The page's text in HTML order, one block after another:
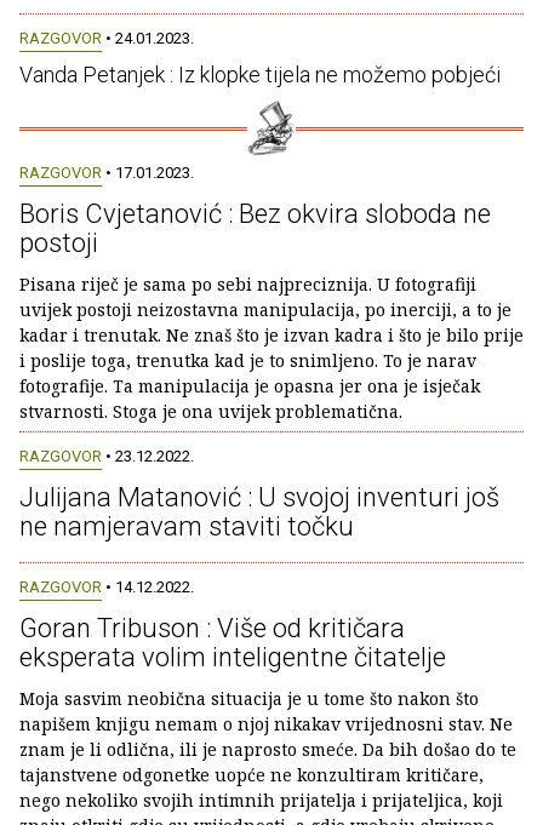
RAZGOVOR • 24.01.2023.
Vanda Petanjek : Iz klopke tijela ne možemo pobjeći
RAZGOVOR • 17.01.2023.
Boris Cvjetanović : Bez okvira sloboda ne
postoji
Pisana riječ je sama po sebi najpreciznija. U fotografiji
uvijek postoji neizostavna manipulacija, po inerciji, a to je
kadar i trenutak. Ne znaš što je izvan kadra i što je bilo prije
i poslije toga, trenutka kad je to snimljeno. To je narav
fotografije. Ta manipulacija je opasna jer ona je isječak
stvarnosti. Stoga je ona uvijek problematična.
RAZGOVOR • 23.12.2022.
Julijana Matanović : U svojoj inventuri još
ne namjeravam staviti točku
RAZGOVOR • 14.12.2022.
Goran Tribuson : Više od kritičara
eksperata volim inteligentne čitatelje
Moja sasvim neobična situacija je u tome što nakon što
napišem knjigu nemam o njoj nikakav vrijednosni stav. Ne
znam je li odlična, ili je naprosto smeće. Da bih došao do te
tajanstvene odgonetke uopće ne konzultiram kritičare,
nego nekoliko svojih intimnih prijatelja i prijateljica, koji